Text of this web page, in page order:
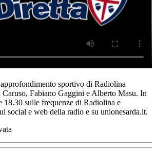
sportivo di Radiolina
Caruso, Fabiano Gaggini e Alberto Masu. In
18.30 sulle frequenze di Radiolina e
social e web della radio e su unionesarda.it.